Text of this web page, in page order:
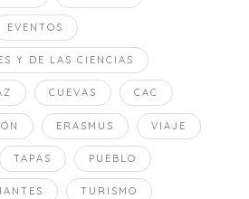
EVENTOS
Y DE LAS CIENCIAS
CUEVAS CAC
ERASMUS VIAJE
TAPAS PUEBLO
TURISMO